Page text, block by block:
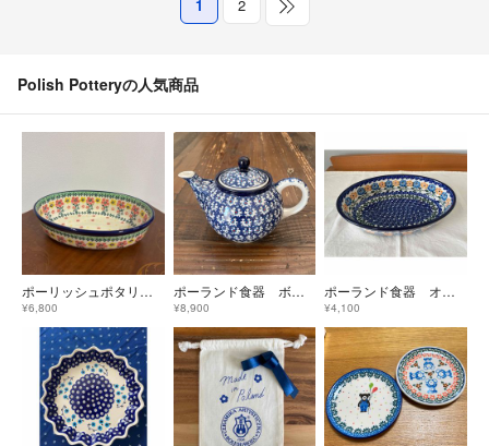
1 2
Polish Potteryの人気商品
ポーリッシュポタリー ツェラミカ オーブンディッシュ グラタン皿 ポーランド
¥6,800
ポーランド食器 ボレスワヴィエツ ポーリッシュポタリー ティーポット 900ml
¥8,900
ポーランド食器 オーバルディッシュ
¥4,100